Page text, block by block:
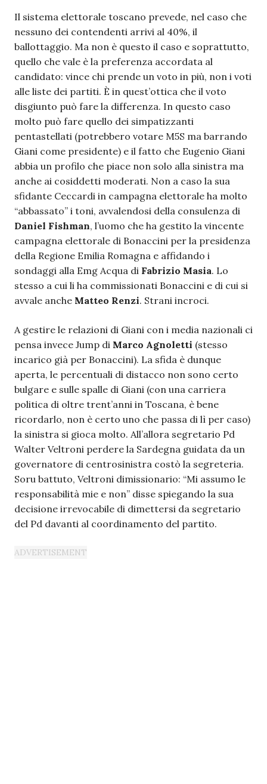
Il sistema elettorale toscano prevede, nel caso che
nessuno dei contendenti arrivi al 40%, il
ballottaggio. Ma non è questo il caso e soprattutto,
quello che vale è la preferenza accordata al
candidato: vince chi prende un voto in più, non i voti
alle liste dei partiti. È in quest’ottica che il voto
disgiunto può fare la differenza. In questo caso
molto può fare quello dei simpatizzanti
pentastellati (potrebbero votare M5S ma barrando
Giani come presidente) e il fatto che Eugenio Giani
abbia un profilo che piace non solo alla sinistra ma
anche ai cosiddetti moderati. Non a caso la sua
sfidante Ceccardi in campagna elettorale ha molto
“abbassato” i toni, avvalendosi della consulenza di
Daniel Fishman, l’uomo che ha gestito la vincente
campagna elettorale di Bonaccini per la presidenza
della Regione Emilia Romagna e affidando i
sondaggi alla Emg Acqua di Fabrizio Masia. Lo
stesso a cui li ha commissionati Bonaccini e di cui si
avvale anche Matteo Renzi. Strani incroci.
A gestire le relazioni di Giani con i media nazionali ci
pensa invece Jump di Marco Agnoletti (stesso
incarico già per Bonaccini). La sfida è dunque
aperta, le percentuali di distacco non sono certo
bulgare e sulle spalle di Giani (con una carriera
politica di oltre trent’anni in Toscana, è bene
ricordarlo, non è certo uno che passa di lì per caso)
la sinistra si gioca molto. All’allora segretario Pd
Walter Veltroni perdere la Sardegna guidata da un
governatore di centrosinistra costò la segreteria.
Soru battuto, Veltroni dimissionario: “Mi assumo le
responsabilità mie e non” disse spiegando la sua
decisione irrevocabile di dimettersi da segretario
del Pd davanti al coordinamento del partito.